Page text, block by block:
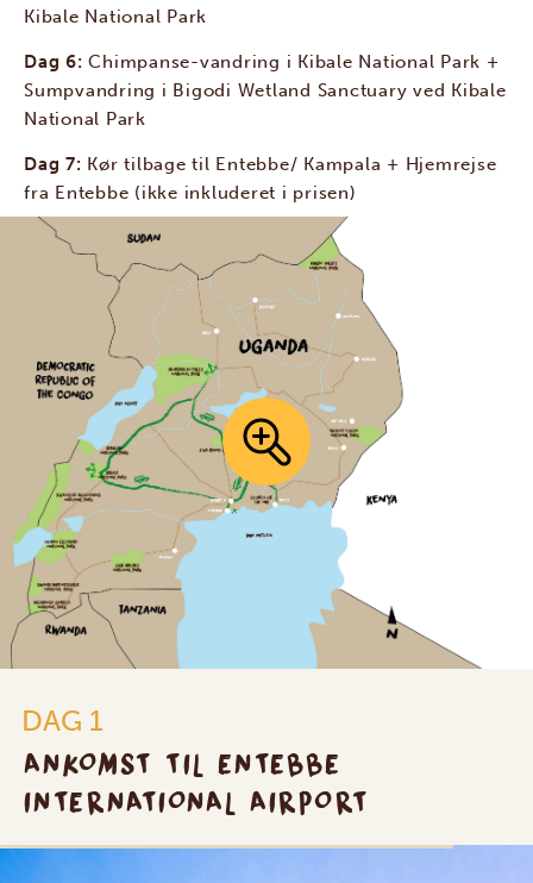
Kibale National Park
Dag 6:Chimpanse-vandring i Kibale National Park +
Sumpvandring i Bigodi Wetland Sanctuary ved Kibale
National Park
Dag 7: Kør tilbage til Entebbe/ Kampala + Hjemrejse
fra Entebbe (ikke inkluderet i prisen)
DAG 1
ANKOMST TIL ENTEBBE
INTERNATIONAL AIRPORT